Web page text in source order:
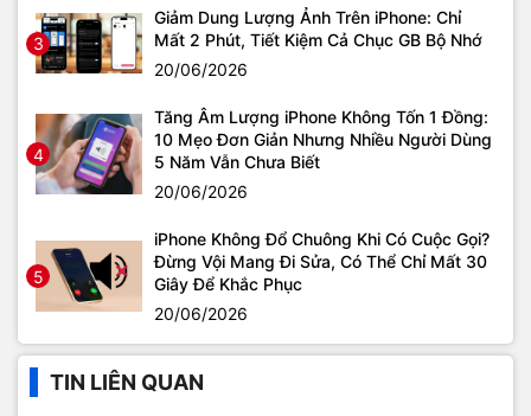
3
Giảm Dung Lượng Ảnh Trên iPhone: Chỉ
Mất 2 Phút, Tiết Kiệm Cả Chục GB Bộ Nhớ
20/06/2026
4
Tăng Âm Lượng iPhone Không Tốn 1 Đồng:
10 Mẹo Đơn Giản Nhưng Nhiều Người Dùng
5 Năm Vẫn Chưa Biết
20/06/2026
5
iPhone Không Đổ Chuông Khi Có Cuộc Gọi?
Đừng Vội Mang Đi Sửa, Có Thể Chỉ Mất 30
Giây Để Khắc Phục
20/06/2026
TIN LIÊN QUAN